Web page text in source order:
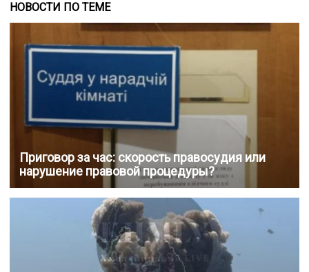
НОВОСТИ ПО ТЕМЕ
Приговор за час: скорость правосудия или
нарушение правовой процедуры?